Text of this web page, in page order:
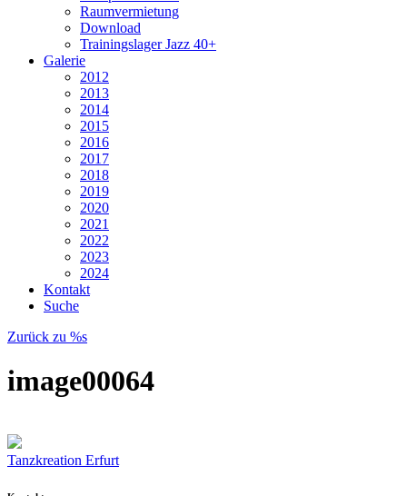
Raumvermietung
Download
Trainingslager Jazz 40+
Galerie
2012
2013
2014
2015
2016
2017
2018
2019
2020
2021
2022
2023
2024
Kontakt
Suche
Zurück zu %s
image00064
Tanzkreation Erfurt